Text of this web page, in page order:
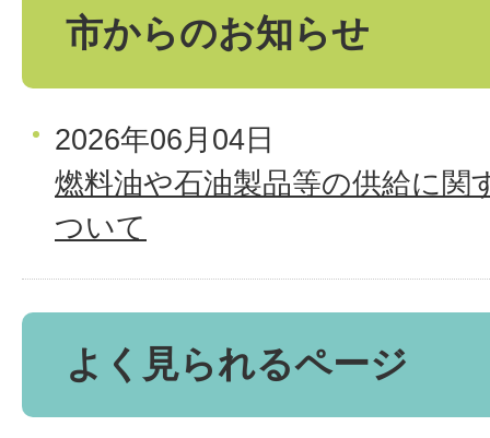
市からのお知らせ
2026年06月04日
燃料油や石油製品等の供給に関
ついて
よく見られるページ